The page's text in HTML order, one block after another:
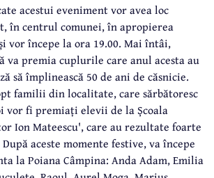
acestui eveniment vor avea loc
în centrul comunei, în apropierea
vor începe la ora 19.00. Mai întâi,
va premia cuplurile care anul acesta au
să împlinească 50 de ani de căsnicie.
familii din localitate, care sărbătoresc
vor fi premiați elevii de la Școala
Ion Mateescu', care au rezultate foarte
aceste momente festive, va începe
la Poiana Câmpina: Anda Adam, Emilia